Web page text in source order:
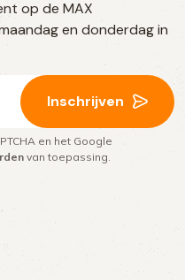
op de MAX
en donderdag in
Inschrijven
en het Google
van toepassing.